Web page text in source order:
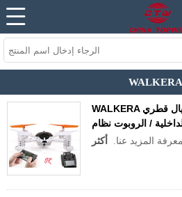
WALKERA
WALKERA ريال قطري W100S FPV واي فاي RC
/ الروبوت نظام
المزيد عنا. أكثر